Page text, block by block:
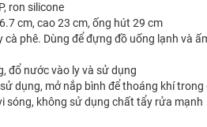
ron silicone
cm, cao 23 cm, ống hút 29 cm
phê. Dùng để đựng đồ uống lạnh và
đổ nước vào ly và sử dụng
sử dụng, mở nắp bình để thoáng khí
sóng, không sử dụng chất tẩy rửa mạnh